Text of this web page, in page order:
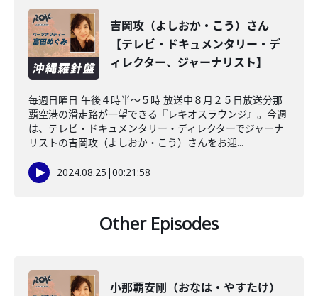
吉岡攻（よしおか・こう）さん
【テレビ・ドキュメンタリー・デ
ィレクター、ジャーナリスト】
毎週日曜日 午後４時半～５時 放送中８月２５日放送分那
覇空港の滑走路が一望できる『レキオスラウンジ』。今週
は、テレビ・ドキュメンタリー・ディレクターでジャーナ
リストの吉岡攻（よしおか・こう）さんをお迎...
2024.08.25 |00:21:58
Other Episodes
小那覇安剛（おなは・やすたけ）